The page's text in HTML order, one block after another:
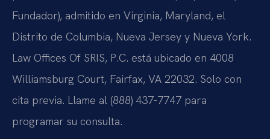
Fundador), admitido en Virginia, Maryland, el
Distrito de Columbia, Nueva Jersey y Nueva York.
Law Offices Of SRIS, P.C. está ubicado en 4008
Williamsburg Court, Fairfax, VA 22032. Solo con
cita previa. Llame al (888) 437-7747 para
programar su consulta.